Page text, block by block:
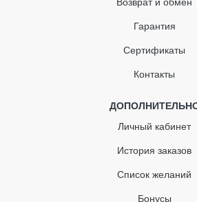
Гарантия
Сертификаты
Контакты
Личный кабинет
История заказов
Список желаний
Бонусы